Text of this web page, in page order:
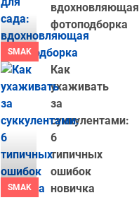
SMAK
вдохновляющая
фотоподборка
SMAK
Как
ухаживать
за
суккулентами:
6
типичных
ошибок
новичка